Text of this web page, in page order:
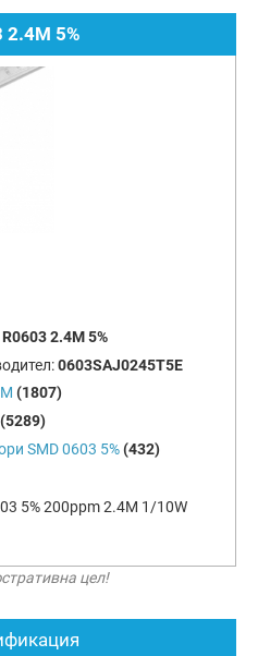
2.4M 5%
R0603 2.4M 5%
0603SAJ0245T5E
(1807)
(5289)
SMD 0603 5%(432)
5% 200ppm 2.4M 1/10W
цел!